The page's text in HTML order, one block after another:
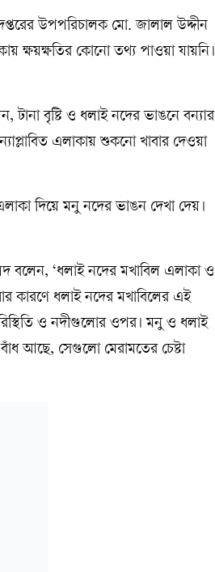
উপপরিচালক মো. জালাল উদ্দীন
ক্ষয়ক্ষতির কোনো তথ্য পাওয়া যায়নি।
বৃষ্টি ও ধলাই নদের ভাঙনে বন্যার
এলাকায় শুকনো খাবার দেওয়া
দিয়ে মনু নদের ভাঙন দেখা দেয়।
বলেন, ‘ধলাই নদের মখাবিল এলাকা ও
কারণে ধলাই নদের মখাবিলের এই
ও নদীগুলোর ওপর। মনু ও ধলাই
বাঁধ আছে, সেগুলো মেরামতের চেষ্টা